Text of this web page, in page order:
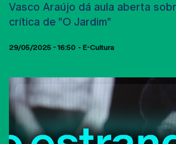
Vasco Araújo dá aula aberta
crítica de "O Jardim"
29/05/2025 - 16:50 E-Cultura